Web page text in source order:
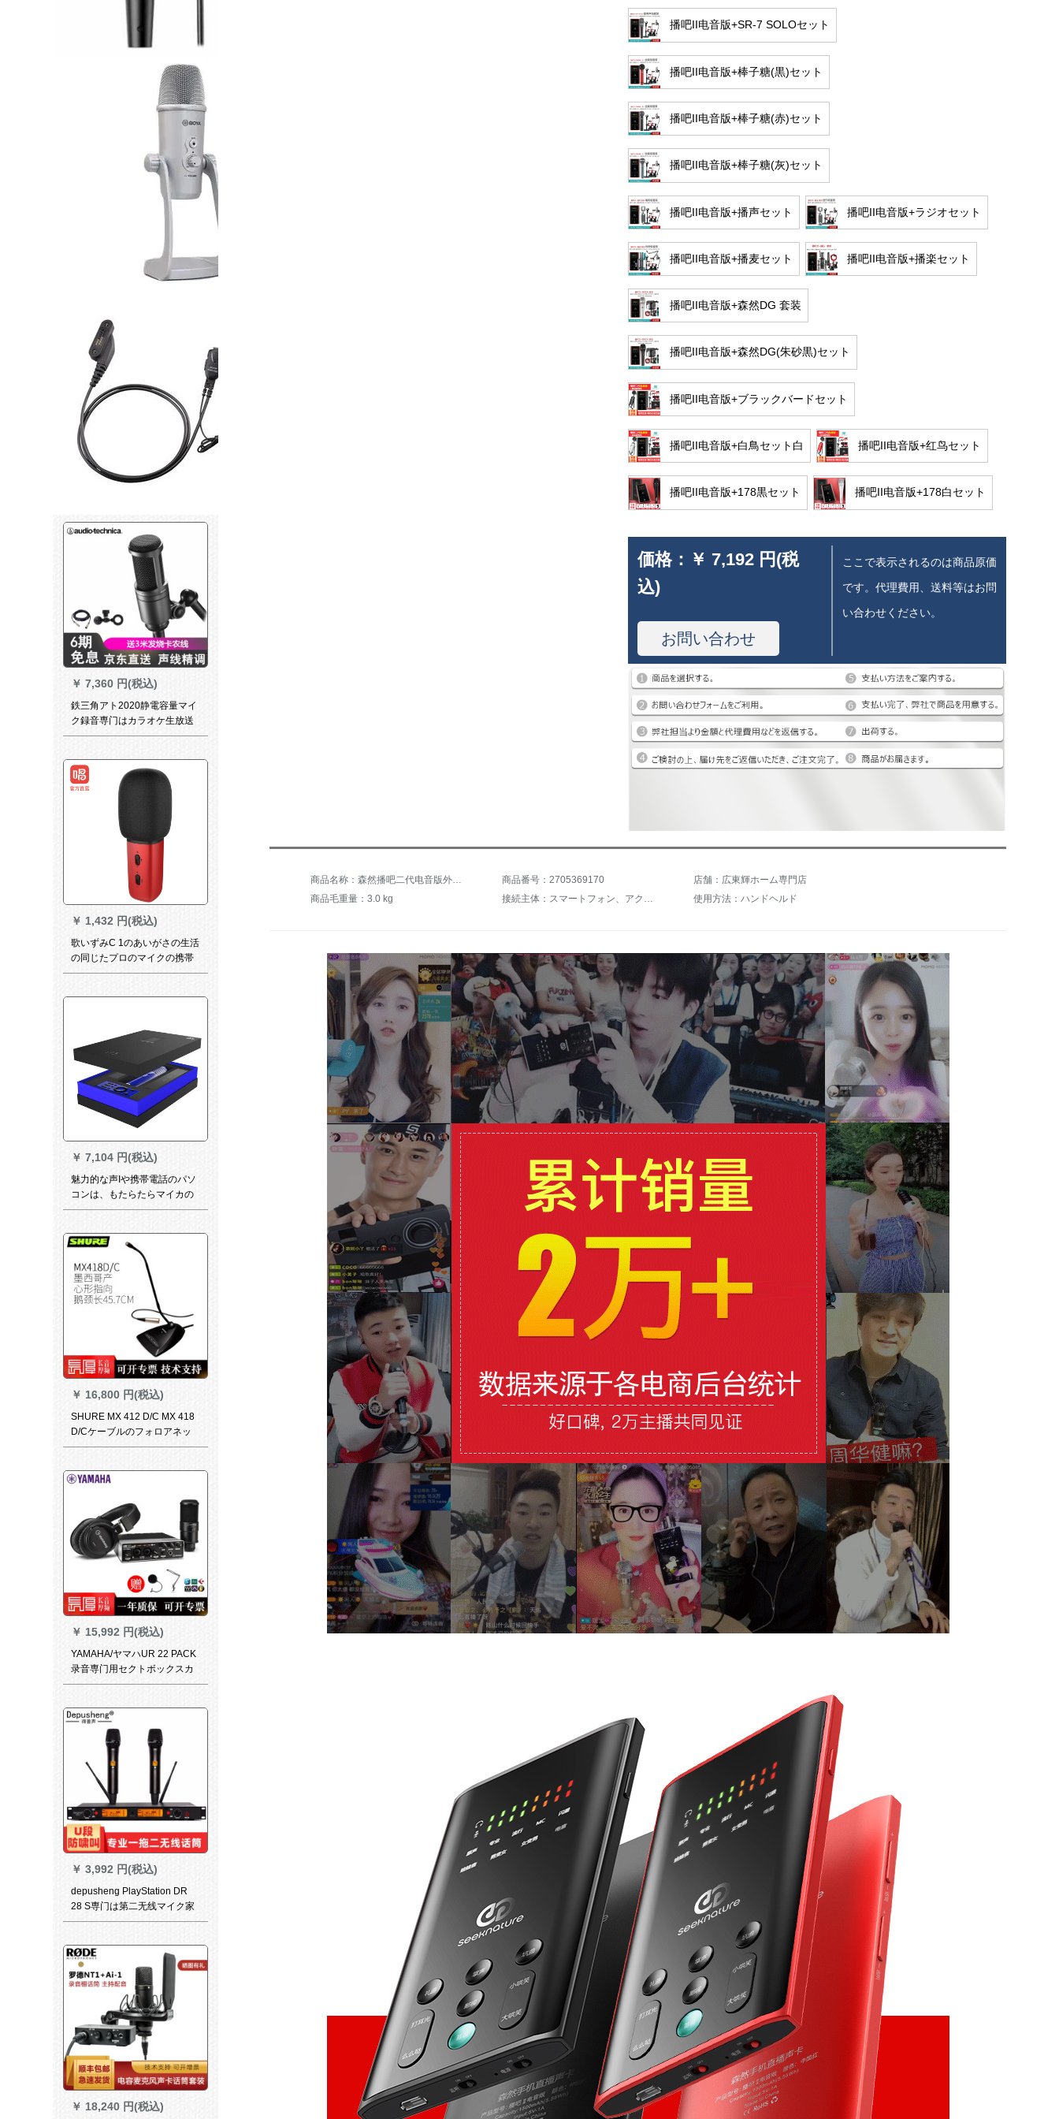
￥ 7,360 円(税込)
鉄三角アト2020静電容量マイ
ク録音専门はカラオケ生放送
キャスターで全セト録音カー
コで通用する早手歌はマイク
専用のマイクを標準装備して
￥ 1,432 円(税込)
歌いずみC 1のあいがさの生活
の同じたプロのマイクの携帯
电话のパソコンは速の手で音
￥ 7,104 円(税込)
魅力的な声Iや携帯電話のパソ
コンは、もたらたらマイカの
マイクでカラオケを歌にしま
ピラーが屋外で録音設備のセ
ントを生放送します。
￥ 16,800 円(税込)
SHURE MX 412 D/C MX 418
D/Cケーブルのフォロアネッ
ク型座麦会議マイク演説教会
418 D/C（フォックス45.7
￥ 15,992 円(税込)
YAMAHA/ヤマハUR 22 PACK
录音専门用セクトボックスカ
ール录音
￥ 3,992 円(税込)
depusheng PlayStation DR
28 S専门は第二无线マイク家
庭KTVマイクの舞台に出演し
ポケを引く。
￥ 18,240 円(税込)
播吧II电音版+SR-7 SOLOセット
播吧II电音版+棒子糖(黒)セット
播吧II电音版+棒子糖(赤)セット
播吧II电音版+棒子糖(灰)セット
播吧II电音版+播声セット 播吧II电音版+ラジオセット
播吧II电音版+播麦セット 播吧II电音版+播楽セット
播吧II电音版+森然DG 套装
播吧II电音版+森然DG(朱砂黒)セット
播吧II电音版+ブラックバードセット
播吧II电音版+白鳥セット白 播吧II电音版+红鸟セット
播吧II电音版+178黒セット 播吧II电音版+178白セット
価格： ￥ 7,192 円(税
込)
お問い合わせ
ここで表示されるのは商品原価
です。代理費用、送料等はお問
い合わせください。
商品番号：2705369170
店舗：広東輝ホーム専門店
商品毛重量：3.0 kg
使用方法：ハンドヘルド